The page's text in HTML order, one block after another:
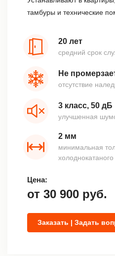
тамбуры и технические
20 лет
средний срок
Не
отсутствие
3 класс, 50 дБ
улучшенная
2 мм
минимальная
Цена:
от 30 900 руб.
Заказать | Задать